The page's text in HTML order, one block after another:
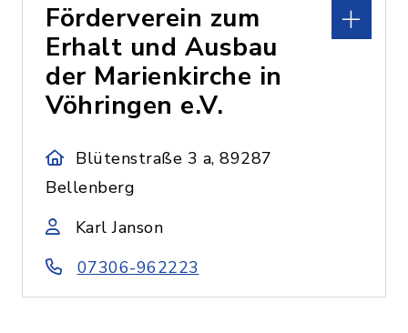
Förderverein zum
Erhalt und Ausbau
der Marienkirche in
Vöhringen e.V.
Blütenstraße 3 a, 89287
Bellenberg
Karl Janson
07306-962223